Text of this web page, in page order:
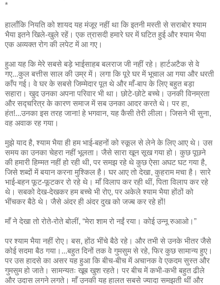
*
हालाँकि नियति को शायद यह मंजूर नहीं था कि इतनी मस्ती से सराबोर श्याम
भैया इतने खिले-खुले रहें। एक त्रासदी हमारे घर में घटित हुई और श्याम भैया
एक अव्यक्त रोग की लपेट में आ गए।
हुआ यह कि मेरे सबसे बड़े भाईसाहब बलराज जी नहीं रहे। हार्टअटैक से वे
गए...कुल बत्तीस साल की उम्र में। लगा कि पूरे घर में भूचाल आ गया और धरती
काँप गई। वे घर के सबसे जिम्मेदार पूत थे और माँ-बाप के लिए बहुत बड़ा
सहारा। खुद उनका अपना परिवार भी था। छोटे-छोटे बच्चे। उनकी विनम्रता
और सद्चरित्र के कारण समाज में सब उनका आदर करते थे। पर हा,
हंत!...उनका इस तरह जाना! हे भगवान, यह कैसी तेरी लीला। जिसने भी सुना,
वह अवाक रह गया।
मुझे याद है, श्याम भैया ही हम भाई-बहनों को स्कूल से लेने के लिए आए थे। उस
समय का उनका चेहरा नहीं भूलता। जैसे सारा खून सूख गया हो। कुछ पूछने
की हमारी हिम्मत नहीं हो रही थी, पर समझ रहे थे कुछ ऐसा अघट घट गया है,
जिसे शब्दों में बयान करना मुश्किल है। घर आए तो देखा, कुहराम मचा है। सारे
भाई-बहन फूट-फूटकर रो रहे थे। माँ विलाप कर रही थीं, पिता विलाप कर रहे
थे। सबको देख-देखकर हम बच्चे भी रोए, पर अकेले श्याम भैया होंठों को
भींचकर बैठे थे। जैसे अंदर ही अंदर दुख को जज्ब कर रहे हों!
माँ ने देखा तो रोते-रोते बोलीं, “मेरा शाम रो नईं रया। कोई उन्नू रुआओ।”
पर श्याम भैया नहीं रोए। बस, होंठ भींचे बैठे रहे। और तभी से उनके भीतर जैसे
कोई सदमा बैठ गया।...बहुत दिनों तक वे गुमसुम से रहे, फिर कुछ सामान्य हुए।
पर उस हादसे का असर यह हुआ कि बीच-बीच में अचानक वे एकदम सुस्त और
गुमसुम हो जाते। सामन्यतः खूब खुश रहते। पर बीच में कभी-कभी बहुत ढीले
और उदास लगने लगते। माँ उनकी यह हालत सबसे ज्यादा समझती थीं और